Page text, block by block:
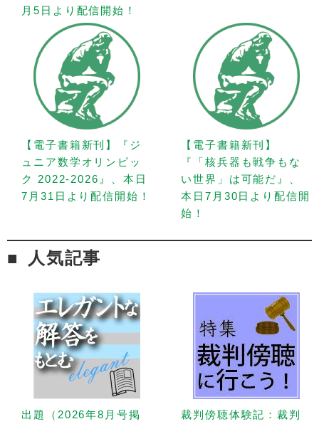
月5日より配信開始！
【電子書籍新刊】『ジ
ュニア数学オリンピッ
ク 2022-2026』、本日
7月31日より配信開始！
【電子書籍新刊】
『「核兵器も戦争もな
い世界」は可能だ』、
本日7月30日より配信開
始！
人気記事
出題（2026年8月号掲 裁判傍聴体験記：裁判